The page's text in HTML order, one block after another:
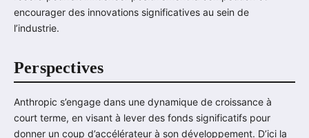
encourager des innovations significatives au sein de
l’industrie.
Perspectives
Anthropic s’engage dans une dynamique de croissance à
court terme, en visant à lever des fonds significatifs pour
donner un coup d’accélérateur à son développement. D’ici la